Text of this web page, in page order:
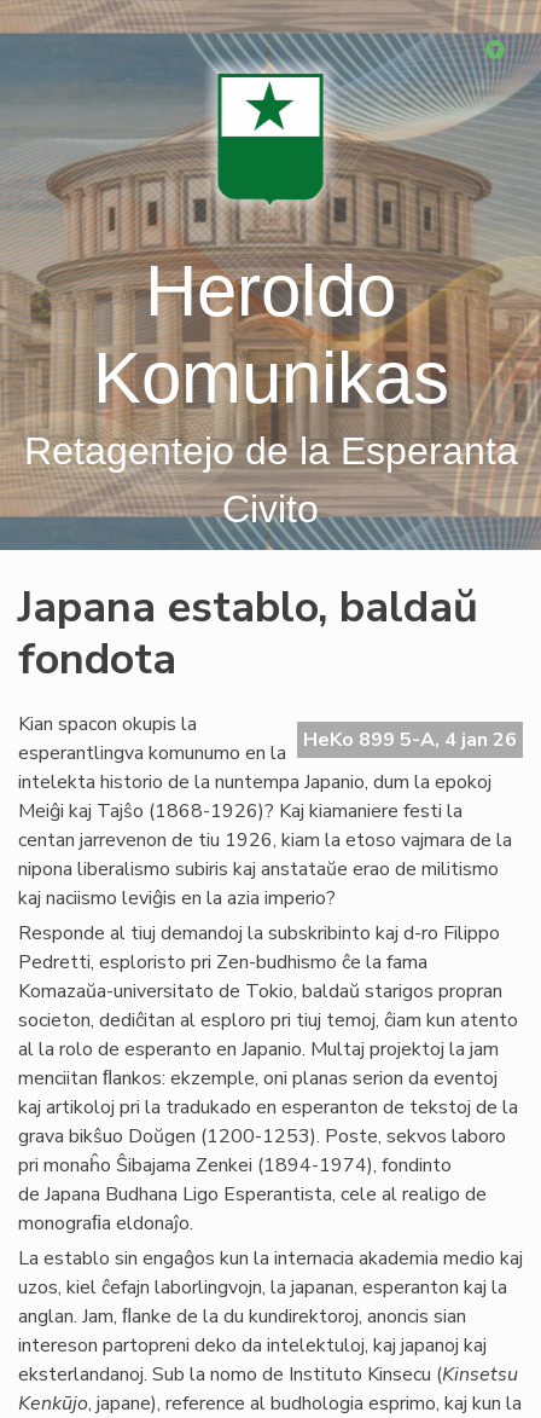
Skip
Heroldo
Komunikas
Retagentejo de la Esperanta
Civito
Japana establo, baldaŭ
fondota
HeKo 899 5-A, 4 jan 26
Kian spacon okupis la
esperantlingva komunumo en la
intelekta historio de la nuntempa Japanio, dum la epokoj
Meiĝi kaj Tajŝo (1868-1926)? Kaj kiamaniere festi la
centan jarrevenon de tiu 1926, kiam la etoso vajmara de la
nipona liberalismo subiris kaj anstataŭe erao de militismo
kaj naciismo leviĝis en la azia imperio?
Responde al tiuj demandoj la subskribinto kaj d-ro Filippo
Pedretti, esploristo pri Zen-budhismo ĉe la fama
Komazaŭa-universitato de Tokio, baldaŭ starigos propran
societon, dediĉitan al esploro pri tiuj temoj, ĉiam kun atento
al la rolo de esperanto en Japanio. Multaj projektoj la jam
menciitan ﬂankos: ekzemple, oni planas serion da eventoj
kaj artikoloj pri la tradukado en esperanton de tekstoj de la
grava bikŝuo Doŭgen (1200-1253). Poste, sekvos laboro
pri monaĥo Ŝibajama Zenkei (1894-1974), fondinto
de Japana Budhana Ligo Esperantista, cele al realigo de
monograﬁa eldonaĵo.
La establo sin engaĝos kun la internacia akademia medio kaj
uzos, kiel ĉefajn laborlingvojn, la japanan, esperanton kaj la
anglan. Jam, ﬂanke de la du kundirektoroj, anoncis sian
intereson partopreni deko da intelektuloj, kaj japanoj kaj
eksterlandanoj. Sub la nomo de Instituto Kinsecu (Kinsetsu
Kenkūjo, japane), reference al budhologia esprimo, kaj kun la